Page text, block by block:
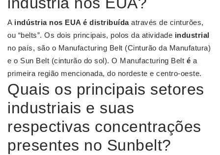
A indústria nos EUA é distribuídaatravés de cinturões,
ou “belts”. Os dois principais, polos da atividade industrial
no país, são o Manufacturing Belt (Cinturão da Manufatura)
e o Sun Belt (cinturão do sol). O Manufacturing Belt é a
primeira região mencionada, do nordeste e centro-oeste.
Quais os principais setores
industriais e suas
respectivas concentrações
presentes no Sunbelt?